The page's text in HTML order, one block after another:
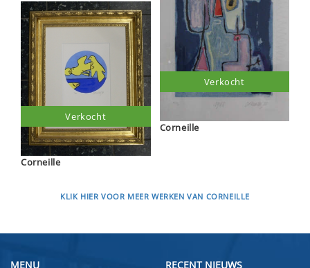
Corneille
Verkocht
Corneille
Verkocht
KLIK HIER VOOR MEER WERKEN VAN CORNEILLE
MENU RECENT NIEUWS